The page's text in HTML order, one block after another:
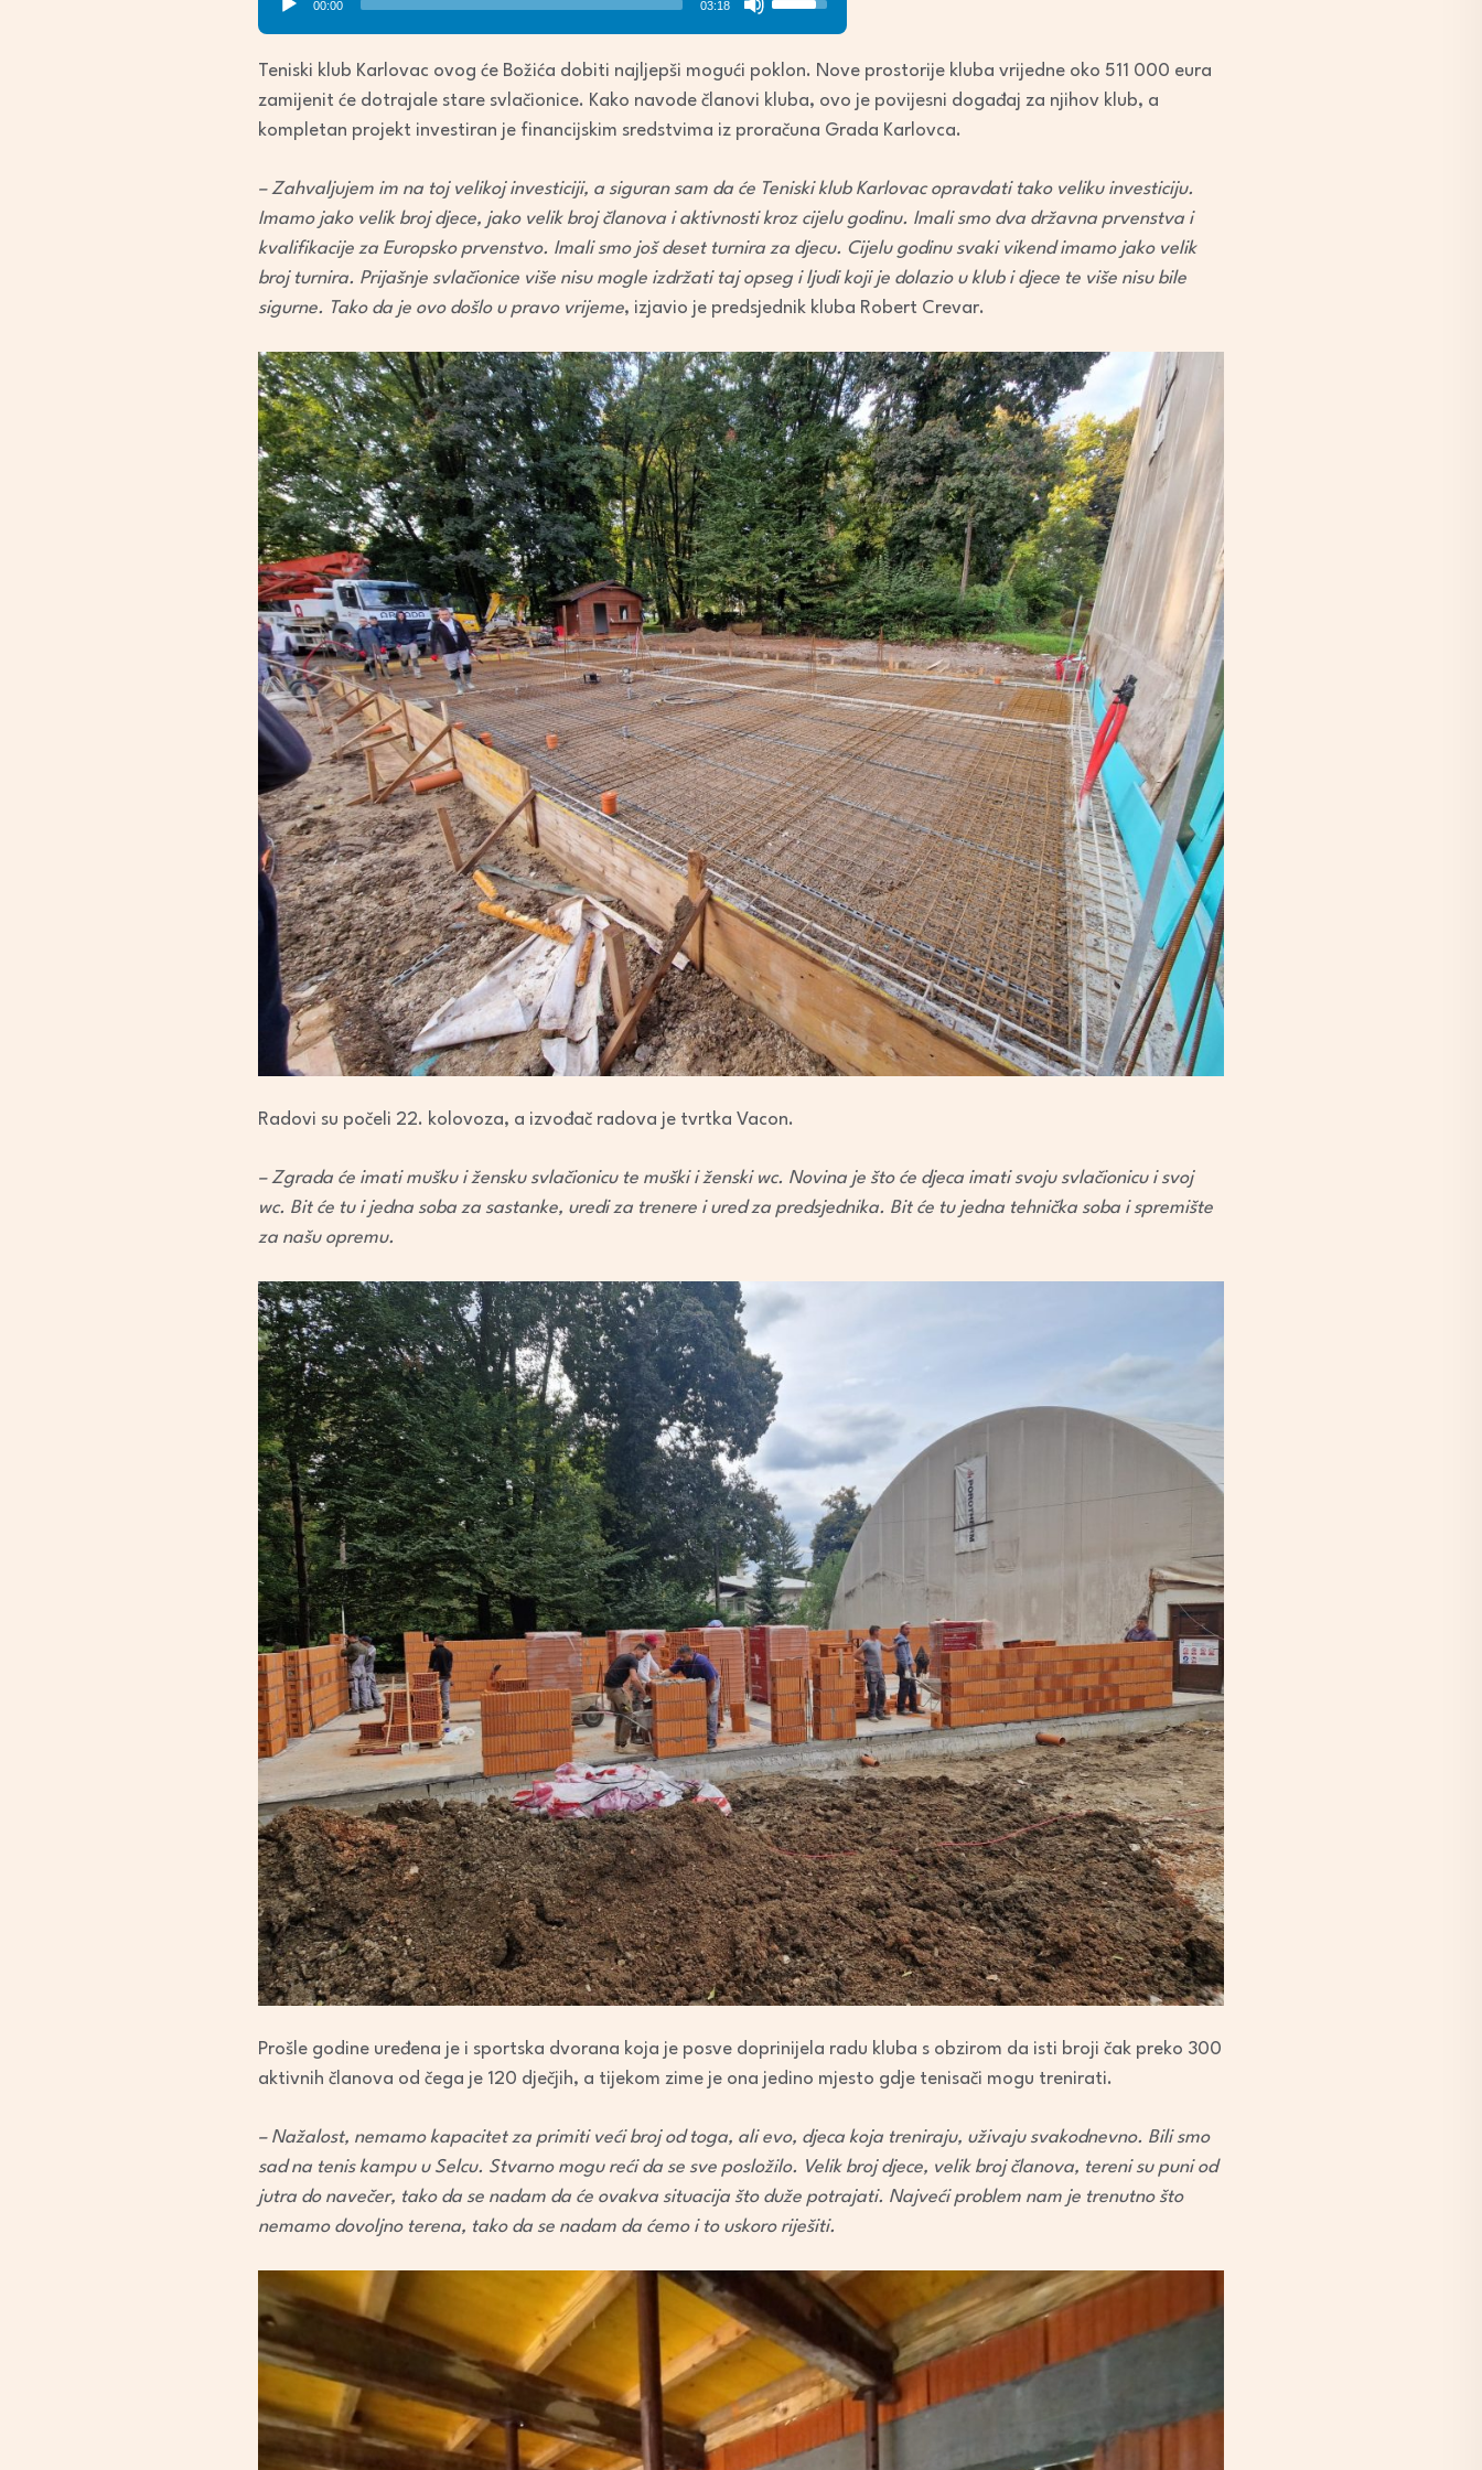
Player
00:00 03:18
Up/Down
decrease
volume.
Teniski klub Karlovac ovog će Božića dobiti najljepši mogući poklon. Nove prostorije kluba vrijedne oko 511 000 eura
zamijenit će dotrajale stare svlačionice. Kako navode članovi kluba, ovo je povijesni događaj za njihov klub, a
kompletan projekt investiran je financijskim sredstvima iz proračuna Grada Karlovca.
– Zahvaljujem im na toj velikoj investiciji, a siguran sam da će Teniski klub Karlovac opravdati tako veliku investiciju.
Imamo jako velik broj djece, jako velik broj članova i aktivnosti kroz cijelu godinu. Imali smo dva državna prvenstva i
kvalifikacije za Europsko prvenstvo. Imali smo još deset turnira za djecu. Cijelu godinu svaki vikend imamo jako velik
broj turnira. Prijašnje svlačionice više nisu mogle izdržati taj opseg i ljudi koji je dolazio u klub i djece te više nisu bile
sigurne. Tako da je ovo došlo u pravo vrijeme, izjavio je predsjednik kluba Robert Crevar.
Radovi su počeli 22. kolovoza, a izvođač radova je tvrtka Vacon.
– Zgrada će imati mušku i žensku svlačionicu te muški i ženski wc. Novina je što će djeca imati svoju svlačionicu i svoj
wc. Bit će tu i jedna soba za sastanke, uredi za trenere i ured za predsjednika. Bit će tu jedna tehnička soba i spremište
za našu opremu.
Prošle godine uređena je i sportska dvorana koja je posve doprinijela radu kluba s obzirom da isti broji čak preko 300
aktivnih članova od čega je 120 dječjih, a tijekom zime je ona jedino mjesto gdje tenisači mogu trenirati.
– Nažalost, nemamo kapacitet za primiti veći broj od toga, ali evo, djeca koja treniraju, uživaju svakodnevno. Bili smo
sad na tenis kampu u Selcu. Stvarno mogu reći da se sve posložilo. Velik broj djece, velik broj članova, tereni su puni od
jutra do navečer, tako da se nadam da će ovakva situacija što duže potrajati. Najveći problem nam je trenutno što
nemamo dovoljno terena, tako da se nadam da ćemo i to uskoro riješiti.